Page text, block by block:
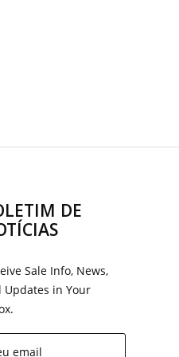
DE
Sale Info, News,
Updates in Your